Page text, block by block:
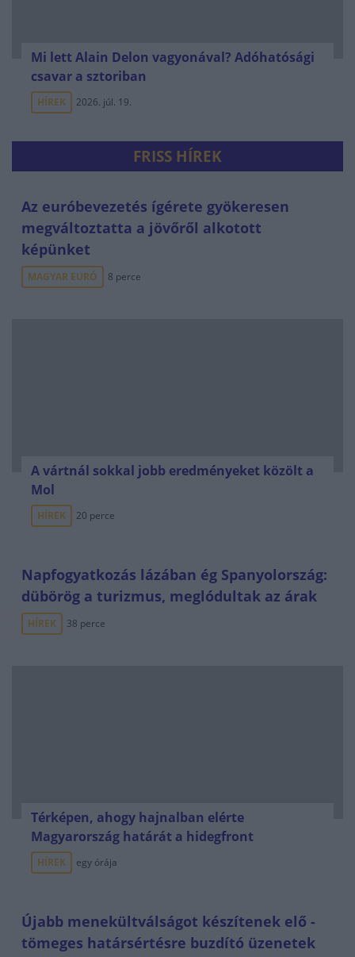
Mi lett Alain Delon vagyonával? Adóhatósági
csavar a sztoriban
HÍREK 2026. júl. 19.
FRISS HÍREK
Az euróbevezetés ígérete gyökeresen
megváltoztatta a jövőről alkotott
képünket
MAGYAR EURÓ 8 perce
A vártnál sokkal jobb eredményeket közölt a
Mol
HÍREK 20 perce
Napfogyatkozás lázában ég Spanyolország:
dübörög a turizmus, meglódultak az árak
HÍREK 38 perce
Térképen, ahogy hajnalban elérte
Magyarország határát a hidegfront
HÍREK egy órája
Újabb menekültválságot készítenek elő -
tömeges határsértésre buzdító üzenetek